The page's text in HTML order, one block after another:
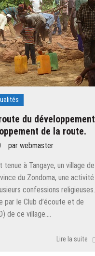
du développement
de la route.
parwebmaster
tenue à Tangaye, un village de
du Zondoma, une activité
confessions religieuses.
par le Club d’écoute et de
de ce village….
Lire la suite